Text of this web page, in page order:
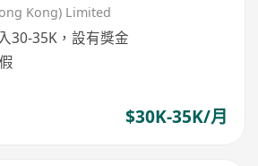
Kong) Limited
30-35K，設有獎金
$30K-35K/月